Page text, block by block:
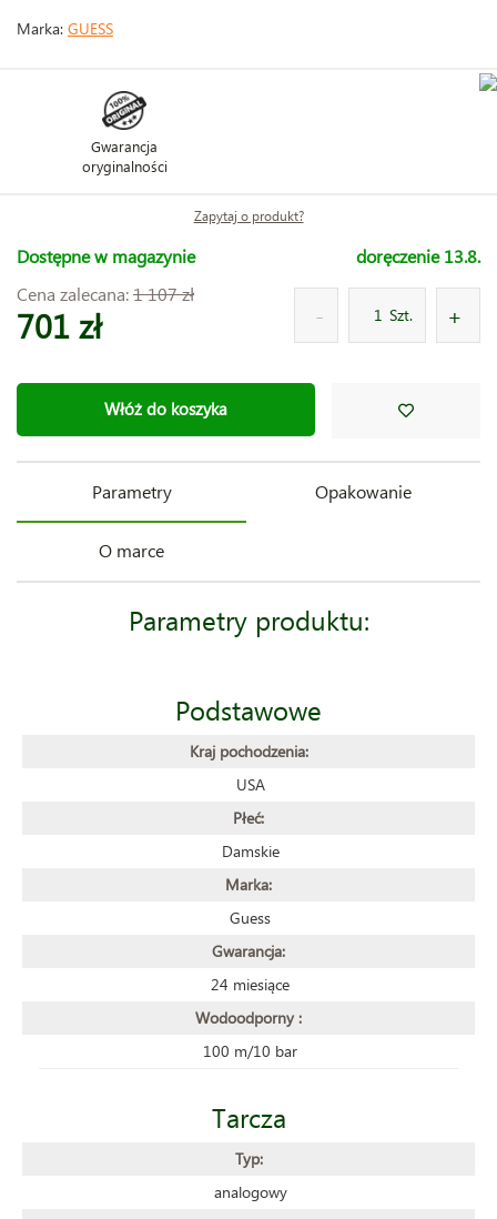
Marka: GUESS
Gwarancja
oryginalności
Zapytaj o produkt?
Dostępne w magazynie
doręczenie 13.8.
Cena zalecana:1 107 zł
701 zł Szt.
Włóż do koszyka
Parametry Opakowanie
O marce
Parametry produktu:
Podstawowe
Kraj pochodzenia:
USA
Płeć:
Damskie
Marka:
Guess
Gwarancja:
24 miesiące
Wodoodporny :
100 m/10 bar
Tarcza
Typ:
analogowy